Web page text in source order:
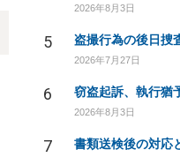
2026年8月3日
5
2026年7月27日
6 窃盗起訴、執行猶
2026年8月3日
7